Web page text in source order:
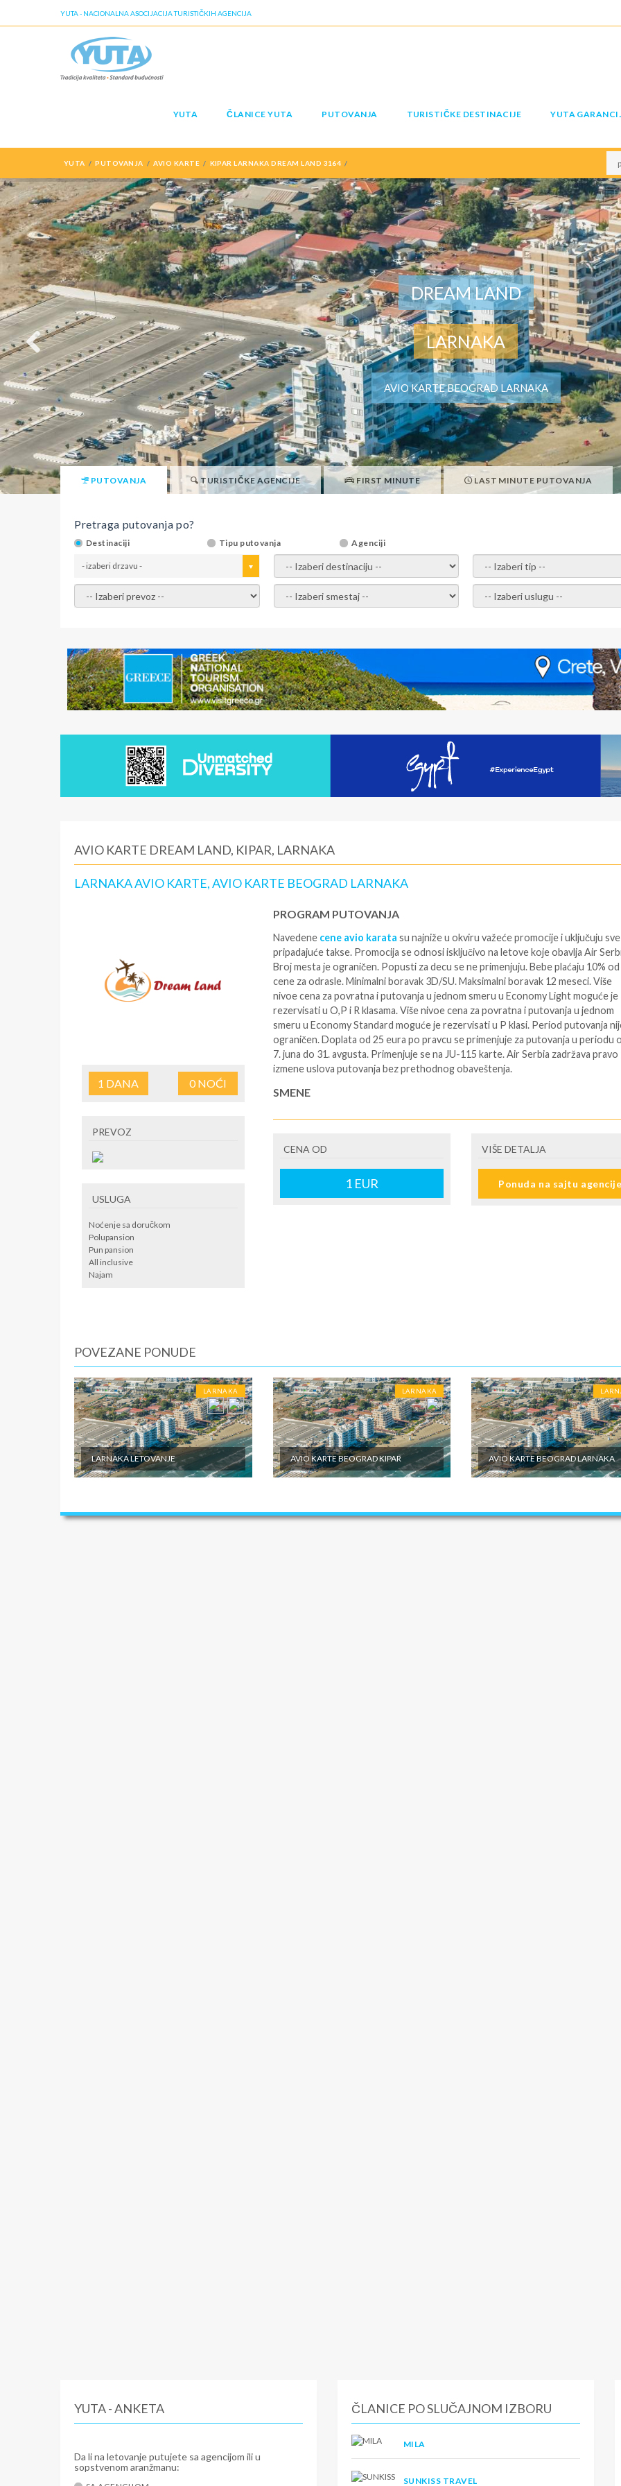
YUTA - NACIONALNA ASOCIJACIJA TURISTIČKIH AGENCIJA
YUTA ČLANICE YUTA PUTOVANJA TURISTIČKE DESTINACIJE YUTA
YUTA PUTOVANJA AVIO KARTE KIPAR LARNAKA DREAM LAND 3164
DREAM LAND
LARNAKA
AVIO KARTE BEOGRAD LARNAKA
PUTOVANJA TURISTIČKE AGENCIJE FIRST MINUTE LAST MINUTE PUTOVANJA
Pretraga putovanja po?
Destinaciji Tipu putovanja Agenciji
- izaberi drzavu - - izaberi destinaciju - - izaberi tip -
- izaberi prevoz - - Izaberite smestaj - - Izaberite uslugu -
AVIO KARTE DREAM LAND, KIPAR, LARNAKA
LARNAKA AVIO KARTE, AVIO KARTE BEOGRAD LARNAKA
1 DANA 0NOĆI
PREVOZ
USLUGA
Noćenje sa doručkom
Polupansion
Pun pansion
All inclusive
Najam
PROGRAM PUTOVANJA
Navedene cene avio karata su najniže u okviru važeće promocije i uključuju sve
pripadajuće takse. Promocija se odnosi isključivo na letove koje obavlja Air
Broj mesta je ograničen. Popusti za decu se ne primenjuju. Bebe plaćaju 10% od
cene za odrasle. Minimalni boravak 3D/SU. Maksimalni boravak 12 meseci. Više
nivoe cena za povratna i putovanja u jednom smeru u Economy Light moguće je
rezervisati u O,P i R klasama. Više nivoe cena za povratna i putovanja u jednom
smeru u Economy Standard moguće je rezervisati u P klasi. Period putovanja
ograničen. Doplata od 25 eura po pravcu se primenjuje za putovanja u periodu
7. juna do 31. avgusta. Primenjuje se na JU-115 karte. Air Serbia zadržava pravo
izmene uslova putovanja bez prethodnog obaveštenja.
SMENE
Beograd Larnaka u datom trenutku. Za više informacija pozovite nas na 011/
55-00
U CENU JE UKLJUČENO
CENA OD
1EUR
VIŠE DETALJA
Ponuda na sajtu
POVEZANE PONUDE
LARNAKA
LARNAKA LETOVANJE
LARNAKA
AVIO KARTE BEOGRAD KIPAR AVIO KARTE BEOGRAD LARNAKA
YUTA - ANKETA
Da li na letovanje putujete sa agencijom ili u
sopstvenom aranžmanu:
ČLANICE PO SLUČAJNOM IZBORU
MILA
SUNKISS TRAVEL